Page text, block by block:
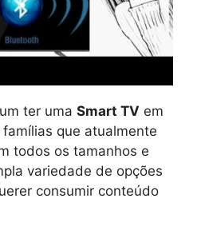
ter uma Smart TV em
que atualmente
todos os tamanhos e
variedade de opções
consumir conteúdo